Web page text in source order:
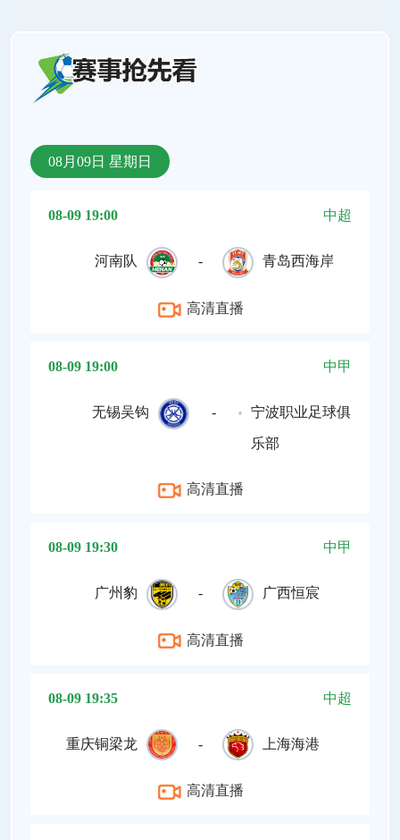
08月09日 星期日
08-09 19:00 中超
河南队 - 青岛西海岸
高清直播
08-09 19:00 中甲
无锡吴钩 - 宁波职业足球俱
乐部
高清直播
08-09 19:30 中甲
广州豹 - 广西恒宸
高清直播
08-09 19:35 中超
重庆铜梁龙 - 上海海港
高清直播